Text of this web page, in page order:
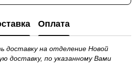
Оплата
на отделение Новой
доставку, по указанному Вами